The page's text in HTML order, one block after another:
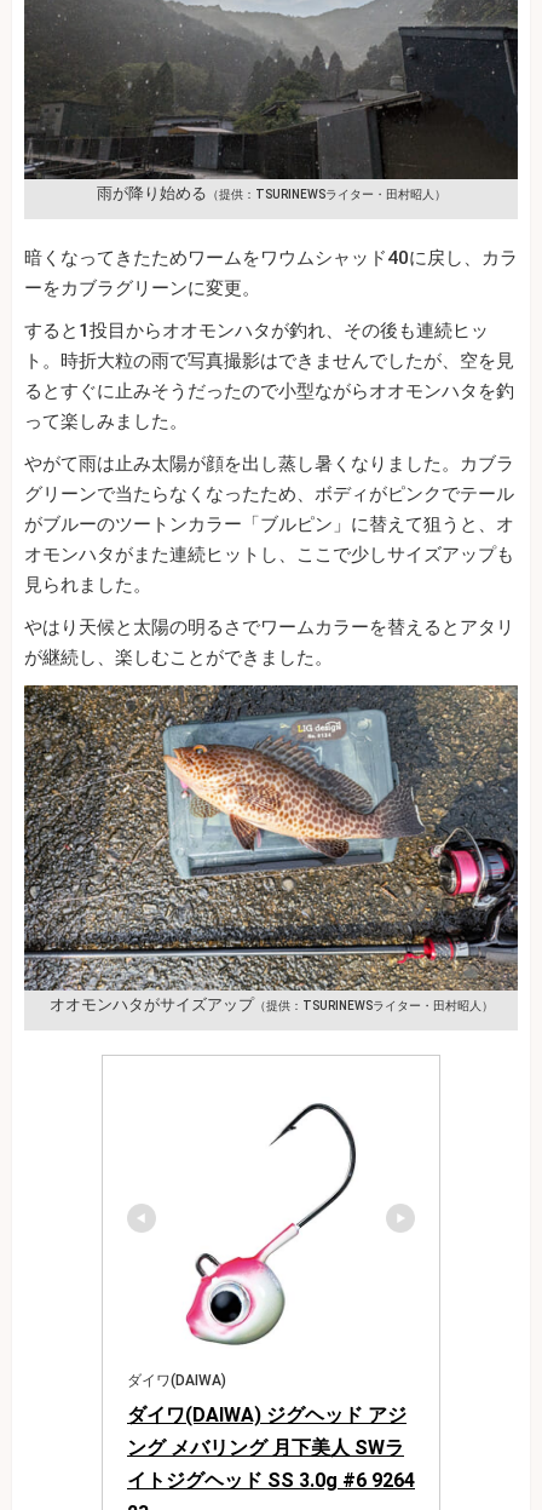
雨が降り始める （提供：TSURINEWSライター・田村昭人）
暗くなってきたためワームをワウムシャッド40に戻し、カラ
ーをカブラグリーンに変更。
すると1投目からオオモンハタが釣れ、その後も連続ヒッ
ト。時折大粒の雨で写真撮影はできませんでしたが、空を見
るとすぐに止みそうだったので小型ながらオオモンハタを釣
って楽しみました。
やがて雨は止み太陽が顔を出し蒸し暑くなりました。カブラ
グリーンで当たらなくなったため、ボディがピンクでテール
がブルーのツートンカラー「ブルピン」に替えて狙うと、オ
オモンハタがまた連続ヒットし、ここで少しサイズアップも
見られました。
やはり天候と太陽の明るさでワームカラーを替えるとアタリ
が継続し、楽しむことができました。
オオモンハタがサイズアップ （提供：TSURINEWSライター・田村昭人）
ダイワ(DAIWA)
ダイワ(DAIWA) ジグヘッド アジ
ング メバリング 月下美人 SWラ
イトジグヘッド SS 3.0g #6 9264